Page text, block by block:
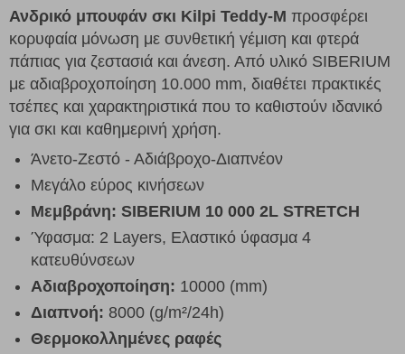
Ανδρικό μπουφάν σκι Kilpi Teddy-M προσφέρει
κορυφαία μόνωση με συνθετική γέμιση και φτερά
πάπιας για ζεστασιά και άνεση. Από υλικό SIBERIUM
με αδιαβροχοποίηση 10.000 mm, διαθέτει πρακτικές
τσέπες και χαρακτηριστικά που το καθιστούν ιδανικό
για σκι και καθημερινή χρήση.
Άνετο-Ζεστό - Αδιάβροχο-Διαπνέον
Μεγάλο εύρος κινήσεων
Μεμβράνη: SIBERIUM 10 000 2L STRETCH
Ύφασμα: 2 Layers, Ελαστικό ύφασμα 4
κατευθύνσεων
Αδιαβροχοποίηση: 10000 (mm)
Διαπνοή: 8000 (g/m²/24h)
Θερμοκολλημένες ραφές